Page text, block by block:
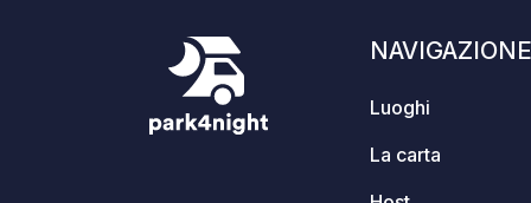
NAVIGAZIONE
Luoghi
La carta